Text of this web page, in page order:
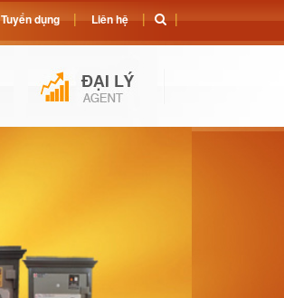
Tuyển dụng Liên hệ